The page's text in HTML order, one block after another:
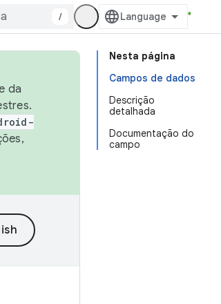
/
Nesta página
Campos de dados
Descrição
detalhada
Documentação do
campo
da